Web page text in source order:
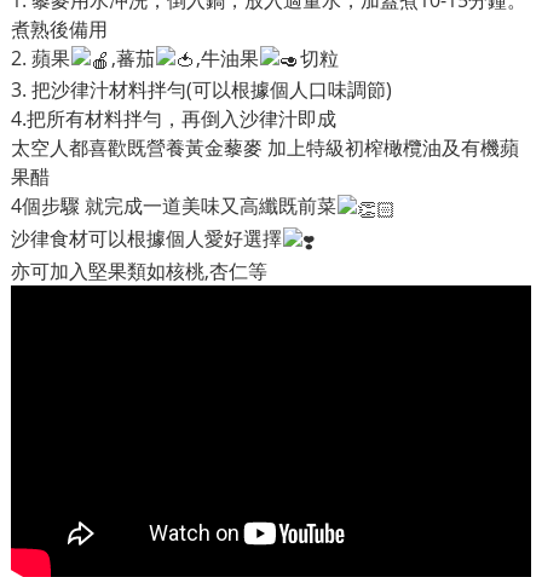
煮熟後備用
2. 蘋果
,蕃茄 ,牛油果
切粒
3. 把沙律汁材料拌勻(可以根據個人口味調節)
4.把所有材料拌勻，再倒入沙律汁即成
太空人都喜歡既營養黃金藜麥 加上特級初榨橄欖油及有機蘋
果醋
4個步驟 就完成一道美味又高纖既前菜
沙律食材可以根據個人愛好選擇
亦可加入堅果類如核桃,杏仁等